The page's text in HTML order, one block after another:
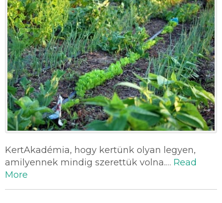
KertAkadémia, hogy kertünk olyan legyen,
amilyennek mindig szerettük volna.… Read
More